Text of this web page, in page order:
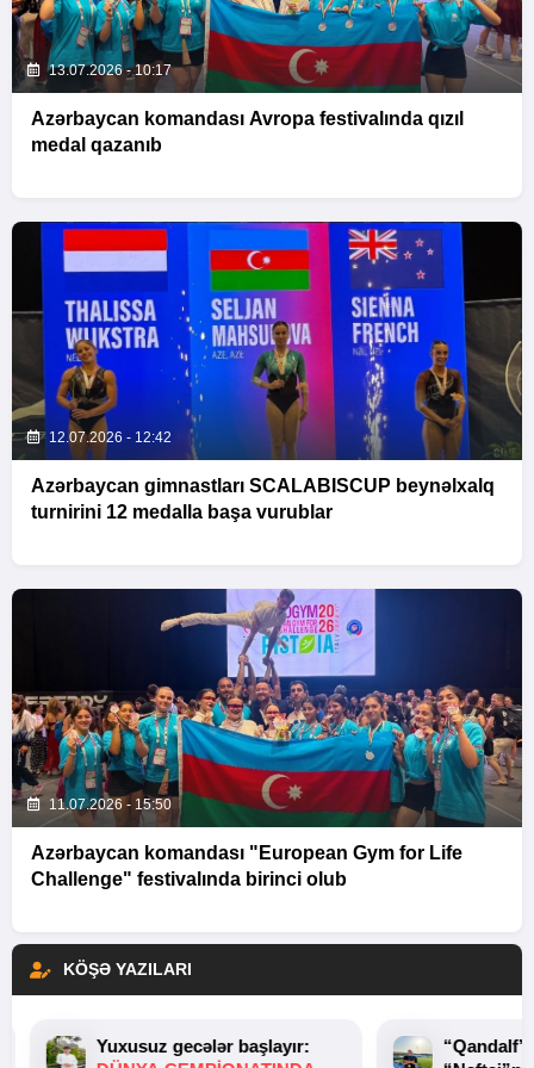
13.07.2026 - 10:17
Azərbaycan komandası Avropa festivalında qızıl
medal qazanıb
12.07.2026 - 12:42
Azərbaycan gimnastları SCALABISCUP beynəlxalq
turnirini 12 medalla başa vurublar
11.07.2026 - 15:50
Azərbaycan komandası "European Gym for Life
Challenge" festivalında birinci olub
KÖŞƏ YAZILARI
Yuxusuz gecələr başlayır: